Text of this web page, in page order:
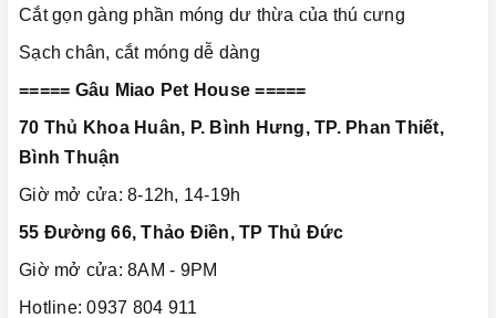
Cắt gọn gàng phần móng dư thừa của thú cưng
Sạch chân, cắt móng dễ dàng
===== Gâu Miao Pet House =====
70 Thủ Khoa Huân, P. Bình Hưng, TP. Phan Thiết,
Bình Thuận
Giờ mở cửa: 8-12h, 14-19h
55 Đường 66, Thảo Điền, TP Thủ Đức
Giờ mở cửa: 8AM - 9PM
Hotline: 0937 804 911